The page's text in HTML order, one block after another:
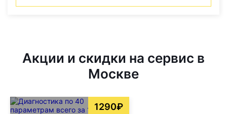
Акции и скидки на сервис в
Москве
1290₽